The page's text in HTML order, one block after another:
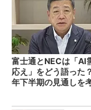
富士通とNECは「AI
応え」をどう語っ
年下半期の見通しを